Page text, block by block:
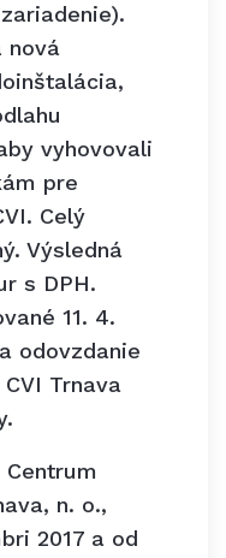
nová
vyhovovali
pre
Celý
Výsledná
s DPH.
11. 4.
odovzdanie
Trnava
n. o.,
2017 a od